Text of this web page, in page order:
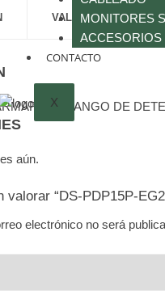
MONITORES
ACCESORIOS
CONTACTO
X
VALORACIONES (0)
PIR RANGO DE
aún.
valorar “DS-PDP15P-
electrónico no será